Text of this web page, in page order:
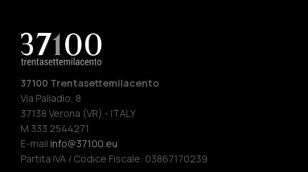
37100 Trentasettemilacento
Via Palladio, 8
37138 Verona (VR) - ITALY
M 333 2544271
E-mail info@37100.eu
Partita IVA / Codice Fiscale: 03867170239